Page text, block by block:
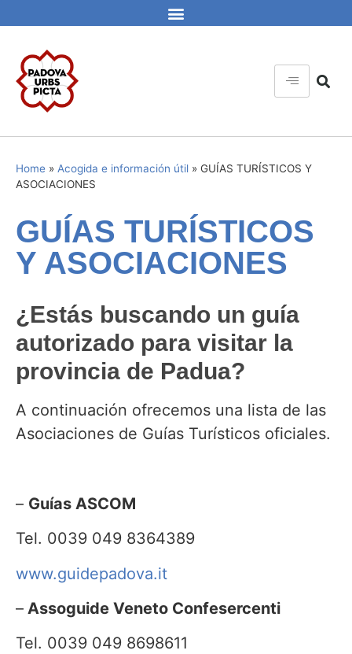
Home » Acogida e información útil » GUÍAS TURÍSTICOS Y
ASOCIACIONES
GUÍAS TURÍSTICOS
Y ASOCIACIONES
¿Estás buscando un guía
autorizado para visitar la
provincia de Padua?
A continuación ofrecemos una lista de las
Asociaciones de Guías Turísticos oficiales.
– Guías ASCOM
Tel. 0039 049 8364389
www.guidepadova.it
– Assoguide Veneto Confesercenti
Tel. 0039 049 8698611